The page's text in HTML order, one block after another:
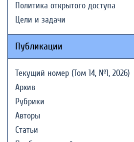
Политика открытого доступа
Цели и задачи
Публикации
Текущий номер (Том 14, №1, 2026)
Архив
Рубрики
Авторы
Статьи